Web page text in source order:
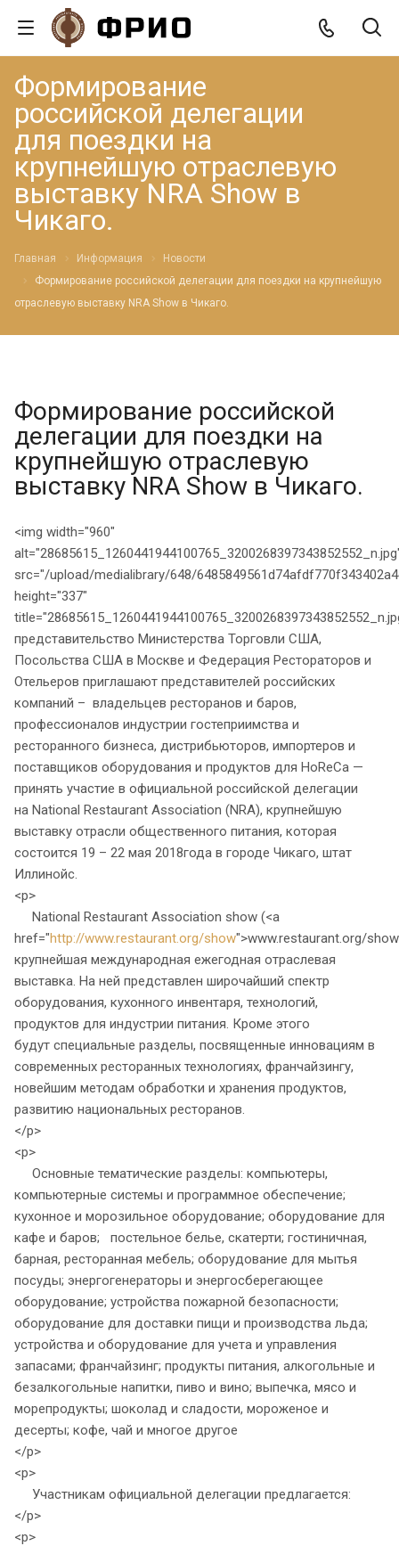
Формирование
российской делегации
для поездки на
крупнейшую отраслевую
выставку NRA Show в
Чикаго.
Главная Информация
Новости
Формирование российской делегации для поездки на крупнейшую
отраслевую выставку NRA Show в Чикаго.
Формирование российской
делегации для поездки на
крупнейшую отраслевую
выставку NRA Show в Чикаго.
<img width="960"
src="/upload/medialibrary/648/
height="337"
представительство Министерства Торговли США,
Посольства США в Москве и Федерация Рестораторов и
Отельеров приглашают представителей российских
компаний – владельцев ресторанов и баров,
профессионалов индустрии гостеприимства и
ресторанного бизнеса, дистрибьюторов, импортеров и
поставщиков оборудования и продуктов для HoReCa —
принять участие в официальной российской делегации
на National Restaurant Association (NRA), крупнейшую
выставку отрасли общественного питания, которая
состоится 19 – 22 мая 2018года в городе Чикаго, штат
Иллинойс.
<p>
National Restaurant Association show (<a
href="http://www.restaurant.org/show">www.restaurant.org/
крупнейшая международная ежегодная отраслевая
выставка. На ней представлен широчайший спектр
оборудования, кухонного инвентаря, технологий,
продуктов для индустрии питания. Кроме этого
будут специальные разделы, посвященные инновациям в
современных ресторанных технологиях, франчайзингу,
новейшим методам обработки и хранения продуктов,
развитию национальных ресторанов.
</p>
<p>
Основные тематические разделы: компьютеры,
компьютерные системы и программное обеспечение;
кухонное и морозильное оборудование; оборудование для
кафе и баров; постельное белье, скатерти; гостиничная,
барная, ресторанная мебель; оборудование для мытья
посуды; энергогенераторы и энергосберегающее
оборудование; устройства пожарной безопасности;
оборудование для доставки пищи и производства льда;
устройства и оборудование для учета и управления
запасами; франчайзинг; продукты питания, алкогольные и
безалкогольные напитки, пиво и вино; выпечка, мясо и
морепродукты; шоколад и сладости, мороженое и
десерты; кофе, чай и многое другое
</p>
<p>
Участникам официальной делегации предлагается:
</p>
<p>